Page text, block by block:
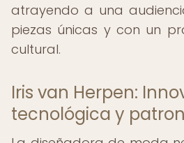
atrayendo a una
piezas únicas y con un
cultural.
Iris van Herpen:
tecnológica y